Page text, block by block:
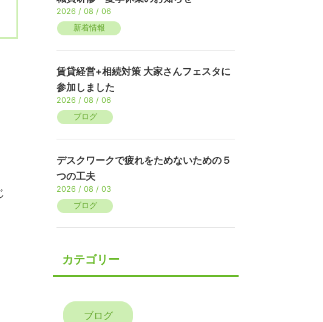
2026 / 08 / 06
新着情報
賃貸経営+相続対策 大家さんフェスタに
参加しました
2026 / 08 / 06
ブログ
デスクワークで疲れをためないための５
つの工夫
2026 / 08 / 03
ブログ
カテゴリー
ブログ